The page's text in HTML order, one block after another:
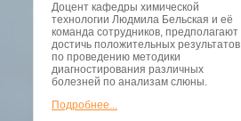
Доцент кафедры химической
технологии Людмила Бельская и её
команда сотрудников, предполагают
достичь положительных результатов
по проведению методики
диагностирования различных
болезней по анализам слюны.
Подробнее...